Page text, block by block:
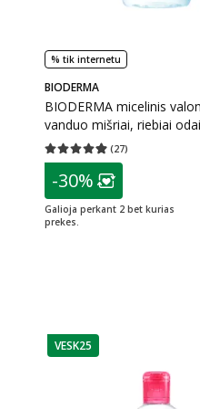
:
% tik internetu
BIODERMA
BIODERMA micelinis
vanduo mišriai, riebiai
H2O, 100 ml
(27)
Vidutinis įvertinimas 4.89
patarimas
Lojalumo
-30%
Galioja perkant 2 bet kurias
prekes.
patarimas
VESK25